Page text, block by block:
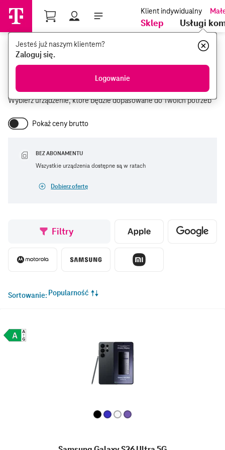
Profil
Sklep Usługi
T-Mobile PolskaUrządzenia dla firm
Urządzenia dla firm
Wybierz urządzenie, które będzie dopasowane do Twoich potrzeb
Pokaż ceny brutto
BEZ ABONAMENTU
Wszystkie urządzenia dostępne są w ratach
Dobierz ofertę
Filtry
Sortowanie Popularność
Jesteś już naszym klientem?
Zaloguj się.
Logowanie
Jesteś już naszym klientem?
Zaloguj się.
Logowanie